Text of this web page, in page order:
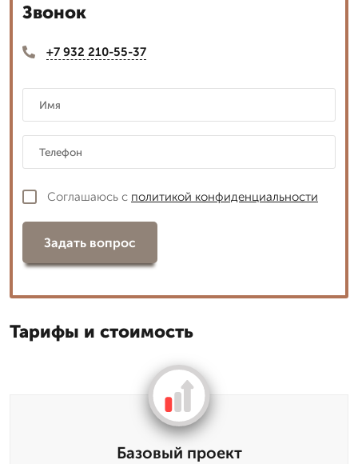
Звонок
+7 932 210-55-37
Соглашаюсь с политикой конфиденциальности
Задать вопрос
Тарифы и стоимость
Базовый проект